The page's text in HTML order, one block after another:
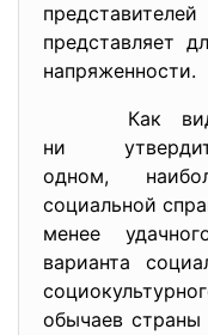
представляет
напряженности.
Как
ни
одном,
социальной
менее
варианта
обычаев страны